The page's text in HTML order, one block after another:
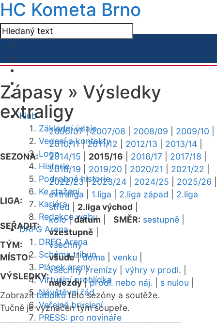
HC Kometa Brno
Klub
Základní údaje
Vedení a kontakty
Logo
Historie
Podrobná historie
Ke stažení
Kariéra
Redakce webu
DRFG Arena
DRFG Arena
Schéma tribun
Plánek areny
Virtuální prohlídka
Návštěvní řád
Veřejné bruslení
PRESS: pro novináře
Zápasy » Výsledky
extraligy
SEZONA:
2006/07|2007/08 2008/09 2009/10
2010/11|2011/12 2012/13 2013/14
2014/15
2015/16 2016/17 2017/18
2018/19
2019/20 2020/21 2021/22
2022/23|2023/24 2024/25 2025/26
LIGA:
extraliga 1.liga 2.liga západ
2.liga
střed
2.liga východ
SEŘADIT:
kolo|datum SMĚR: sestupně
vzestupně
TÝM:
všechny
MÍSTO:
všude|doma venku
VÝSLEDKY:
všechny|remízy výhry v prodl.
nájezdy|prodl. nebo náj. s nulou
Zobrazittabulkutéto sezóny a soutěže.
Tučně je vyznačen tým soupeře.